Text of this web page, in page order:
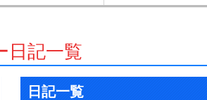
日記一覧
日記一覧